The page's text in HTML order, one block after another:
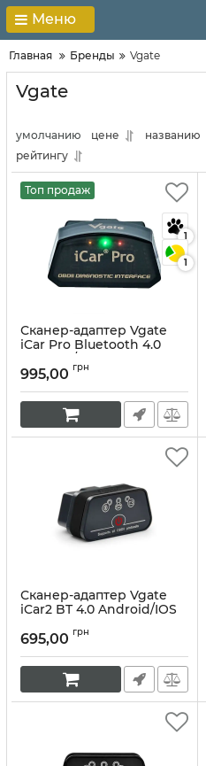
Меню
Главная Бренды Vgate
Vgate
умолчанию цене
названию
рейтингу
Топ продаж
1
1
Сканер-адаптер Vgate
iCar Pro Bluetooth 4.0
Android/IOS
Артикул: 10027
995,00 грн
Сканер-адаптер Vgate
iCar2 BT 4.0 Android/IOS
695,00 грн